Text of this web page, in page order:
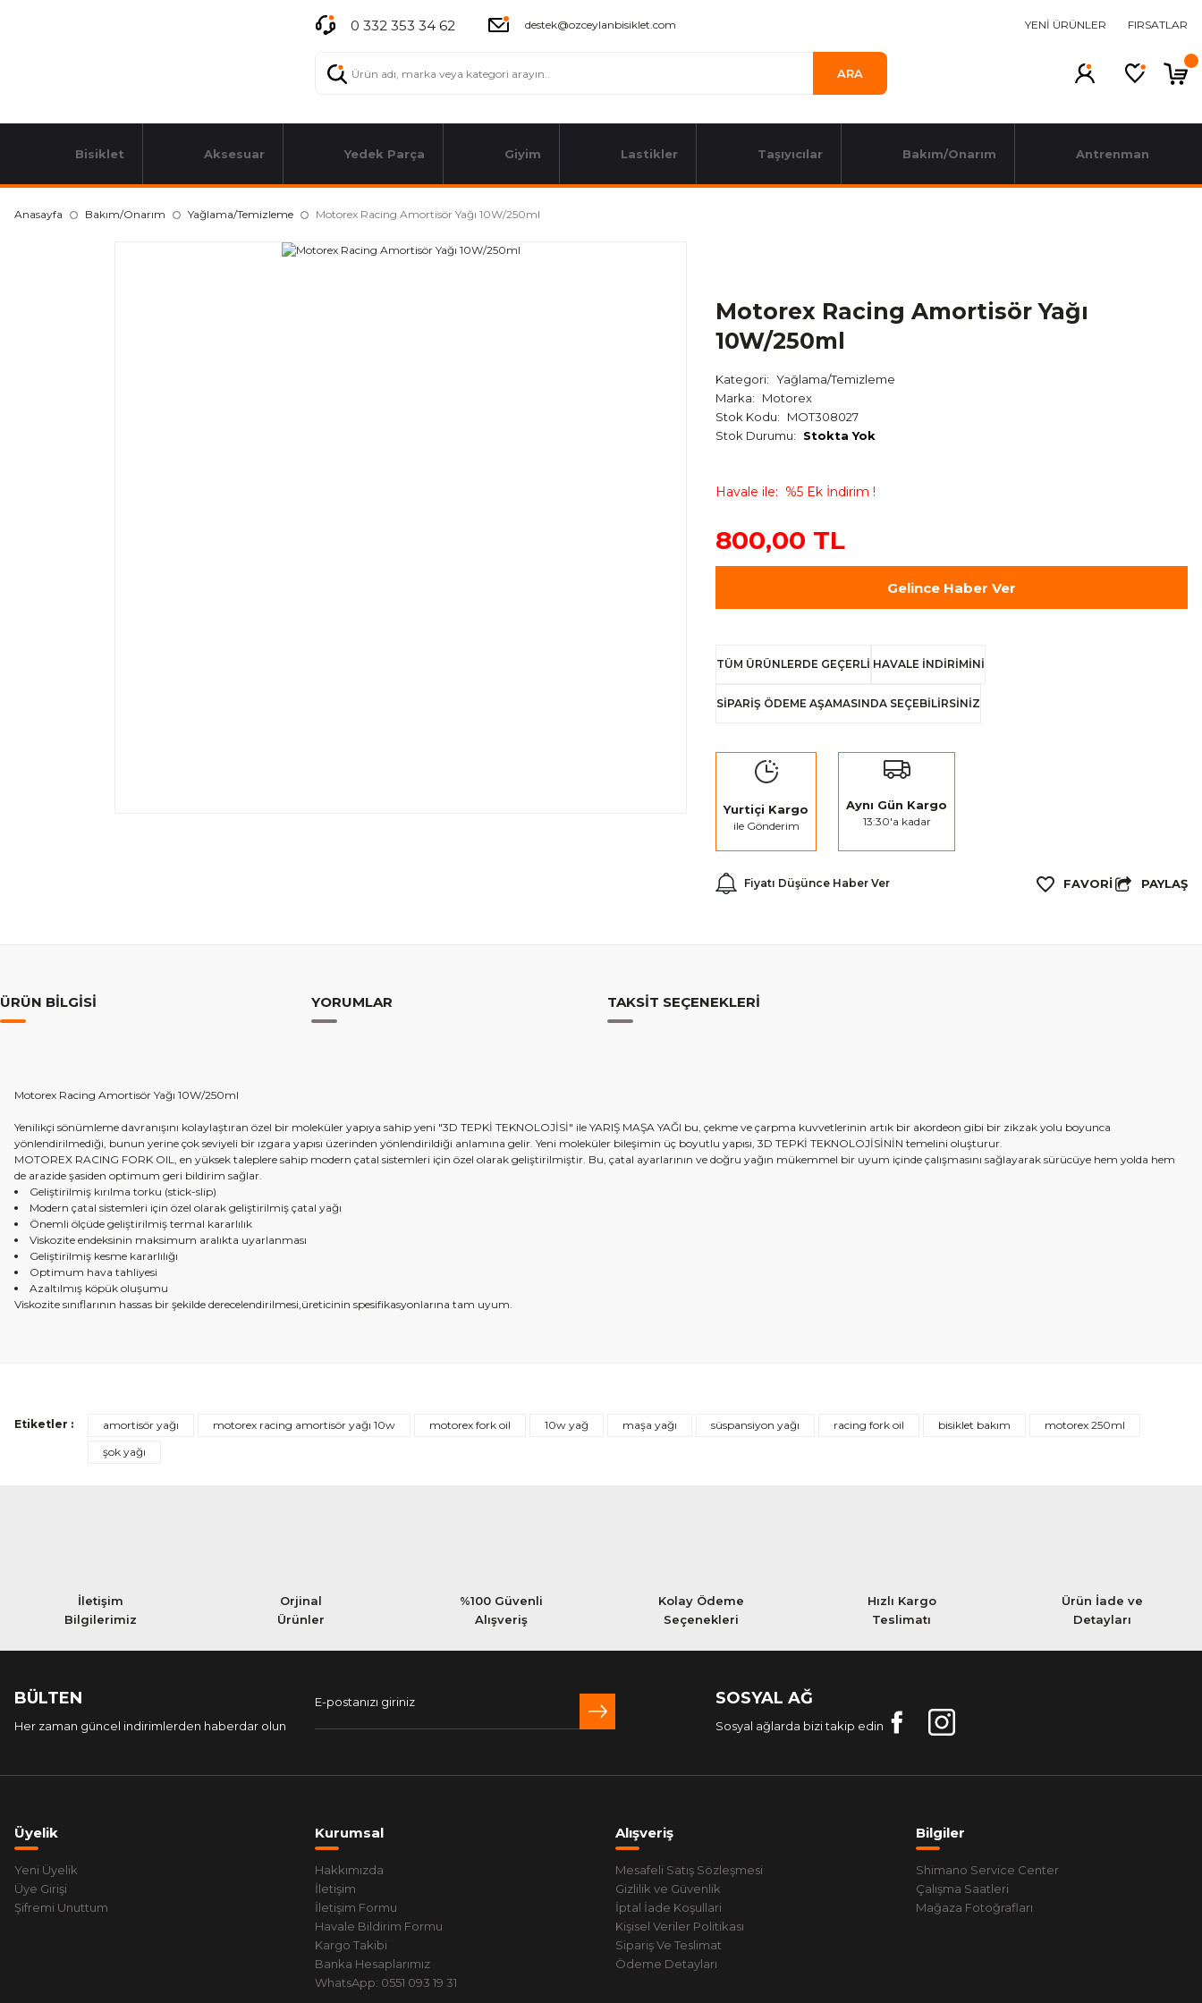
0 332 353 34 62 destek@ozceylanbisiklet.com YENİ ÜRÜNLER FIRSATLAR
ARA
Bisiklet Aksesuar Yedek Parça Giyim Lastikler Taşıyıcılar Bakım/Onarım Antrenman
Anasayfa Bakım/Onarım Yağlama/Temizleme Motorex Racing Amortisör Yağı 10W/250ml
Motorex Racing Amortisör Yağı
10W/250ml
Kategori
Yağlama/Temizleme
Marka
Motorex
Stok Kodu
MOT308027
Stok Durumu
Stokta Yok
Havale ile %5 Ek İndirim !
800,00 TL
Gelince Haber Ver
TÜM ÜRÜNLERDE GEÇERLİ HAVALE İNDİRİMİNİ
SİPARİŞ ÖDEME AŞAMASINDA SEÇEBİLİRSİNİZ
Yurtiçi Kargo
ile Gönderim
Aynı Gün Kargo
13:30'a kadar
Fiyatı Düşünce Haber Ver PAYLAŞ
ÜRÜN BILGISI YORUMLAR TAKSIT SEÇENEKLERI
Motorex Racing Amortisör Yağı 10W/250ml
Yenilikçi sönümleme davranışını kolaylaştıran özel bir moleküler yapıya sahip yeni "3D TEPKİ TEKNOLOJİSİ" ile YARIŞ MAŞA YAĞI bu, çekme ve çarpma kuvvetlerinin artık bir akordeon gibi bir zikzak yolu boyunca
yönlendirilmediği, bunun yerine çok seviyeli bir ızgara yapısı üzerinden yönlendirildiği anlamına gelir. Yeni moleküler bileşimin üç boyutlu yapısı, 3D TEPKİ TEKNOLOJİSİNİN temelini oluşturur.
MOTOREX RACING FORK OIL, en yüksek taleplere sahip modern çatal sistemleri için özel olarak geliştirilmiştir. Bu, çatal ayarlarının ve doğru yağın mükemmel bir uyum içinde çalışmasını sağlayarak sürücüye hem yolda hem
de arazide şasiden optimum geri bildirim sağlar.
Geliştirilmiş kırılma torku (stick-slip)
Modern çatal sistemleri için özel olarak geliştirilmiş çatal yağı
Önemli ölçüde geliştirilmiş termal kararlılık
Viskozite endeksinin maksimum aralıkta uyarlanması
Geliştirilmiş kesme kararlılığı
Optimum hava tahliyesi
Azaltılmış köpük oluşumu
Viskozite sınıflarının hassas bir şekilde derecelendirilmesi,üreticinin spesifikasyonlarına tam uyum.
Etiketler : amortisör yağı motorex racing amortisör yağı 10w motorex fork oil 10w yağ maşa yağı süspansiyon yağı racing fork oil bisiklet bakım
motorex 250ml
şok yağı
İletişim
Bilgilerimiz
Orjinal
Ürünler
%100 Güvenli
Alışveriş
Kolay Ödeme
Seçenekleri
Hızlı Kargo
Teslimatı
Ürün İade ve
Detayları
BÜLTEN
Her zaman güncel indirimlerden haberdar olun
SOSYAL AĞ
Sosyal ağlarda bizi takip edin
Üyelik
Yeni Üyelik
Üye Girişi
Şifremi Unuttum
Kurumsal
Hakkımızda
İletişim
İletişim Formu
Havale Bildirim Formu
Kargo Takibi
Banka Hesaplarımız
WhatsApp: 0551 093 19 31
Alışveriş
Mesafeli Satış Sözleşmesi
Gizlilik ve Güvenlik
İptal İade Koşullari
Kişisel Veriler Politikası
Sipariş Ve Teslimat
Ödeme Detayları
Bilgiler
Shimano Service Center
Çalışma Saatleri
Mağaza Fotoğrafları